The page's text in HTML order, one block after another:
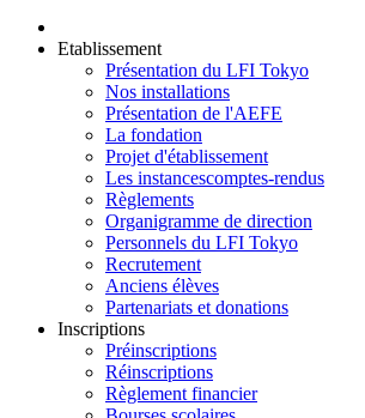
Etablissement
Présentation du LFI Tokyo
Nos installations
Présentation de l'AEFE
La fondation
Projet d'établissement
Les instancescomptes-rendus
Règlements
Organigramme de direction
Personnels du LFI Tokyo
Recrutement
Anciens élèves
Partenariats et donations
Inscriptions
Préinscriptions
Réinscriptions
Règlement financier